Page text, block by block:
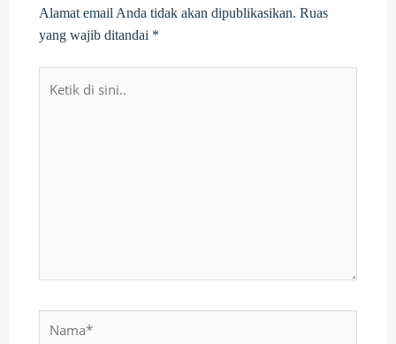
Alamat email Anda tidak akan dipublikasikan. Ruas
yang wajib ditandai *